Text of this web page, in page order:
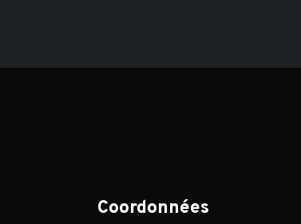
Coordonnées